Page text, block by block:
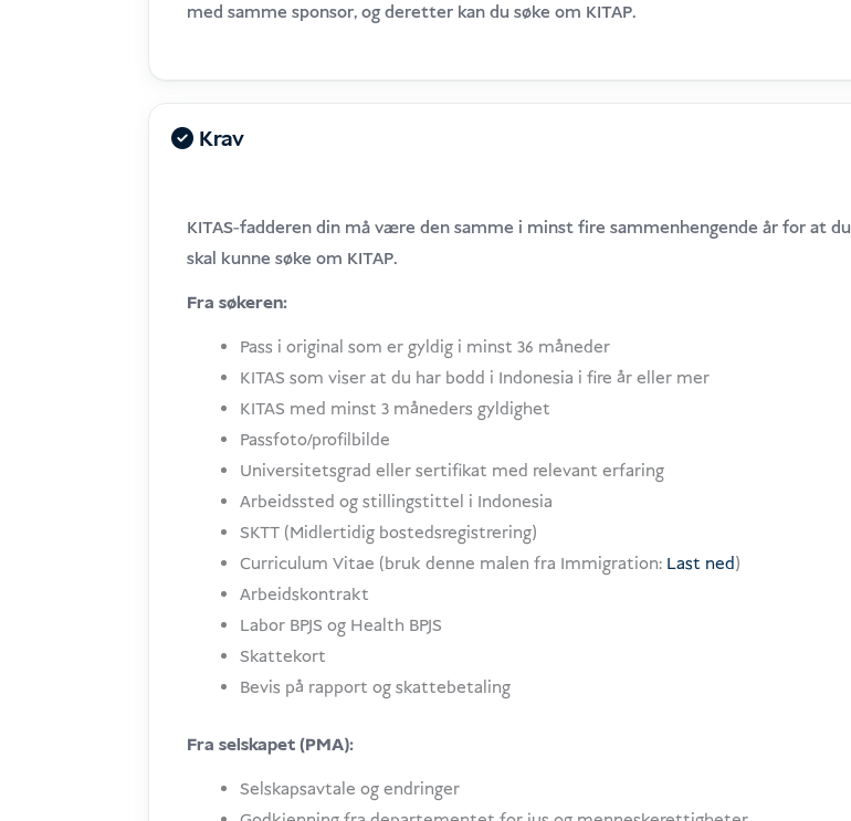
med samme sponsor, og deretter kan du søke om KITAP.
Krav
KITAS-fadderen din må være den samme i minst fire sammenhengende år for at du
skal kunne søke om KITAP.
Fra søkeren:
Pass i original som er gyldig i minst 36 måneder
KITAS som viser at du har bodd i Indonesia i fire år eller mer
KITAS med minst 3 måneders gyldighet
Passfoto/profilbilde
Universitetsgrad eller sertifikat med relevant erfaring
Arbeidssted og stillingstittel i Indonesia
SKTT (Midlertidig bostedsregistrering)
Curriculum Vitae (bruk denne malen fra Immigration: Last ned)
Arbeidskontrakt
Labor BPJS og Health BPJS
Skattekort
Bevis på rapport og skattebetaling
Fra selskapet (PMA):
Selskapsavtale og endringer